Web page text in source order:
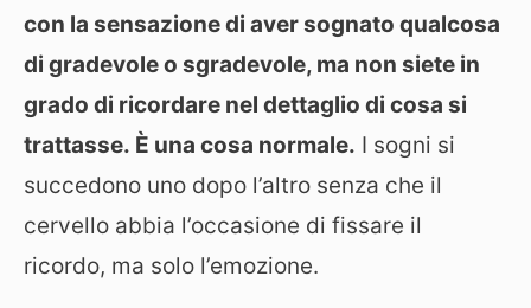
con la sensazione di aver sognato qualcosa
di gradevole o sgradevole, ma non siete in
grado di ricordare nel dettaglio di cosa si
trattasse. È una cosa normale. I sogni si
succedono uno dopo l’altro senza che il
cervello abbia l’occasione di fissare il
ricordo, ma solo l’emozione.